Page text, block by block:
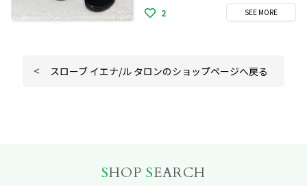
2 SEE MORE
スローブ イエナ/ル タロンのショップページへ戻る
SHOP SEARCH